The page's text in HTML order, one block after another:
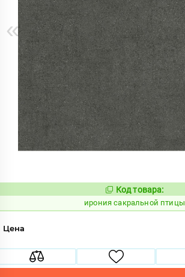
«
Код товара:
ирония сакральной птицы
Цена